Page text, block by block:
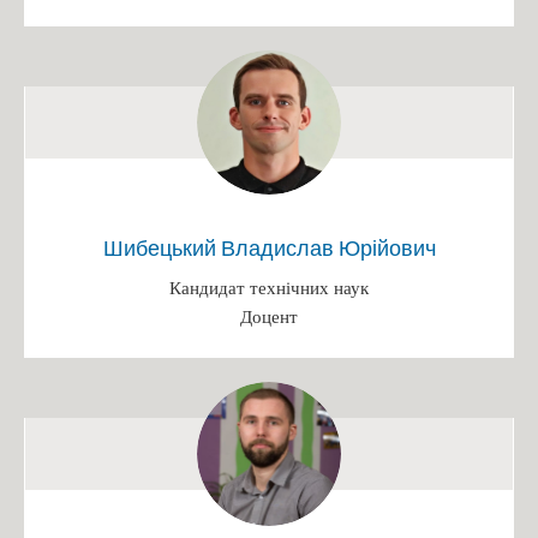
Іменні стипендії
Переможці конкурсів
Випускники кафедри, які захистили кандидатські дисертації
Конференція
Інформація на сайті ПК (Бакалавр)
Інформація на сайті ФБТ (Бакалавр)
Розклад роботи/Етапи вступної кампанії
Каталог вступника (бакалавр)
Шибецький Владислав Юрійович
Кандидат технічних наук
Доцент